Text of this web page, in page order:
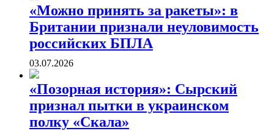
«Можно принять за ракеты»: в
Британии признали неуловимость
российских БПЛА
03.07.2026
«Позорная история»: Сырский
признал пытки в украинском
полку «Скала»